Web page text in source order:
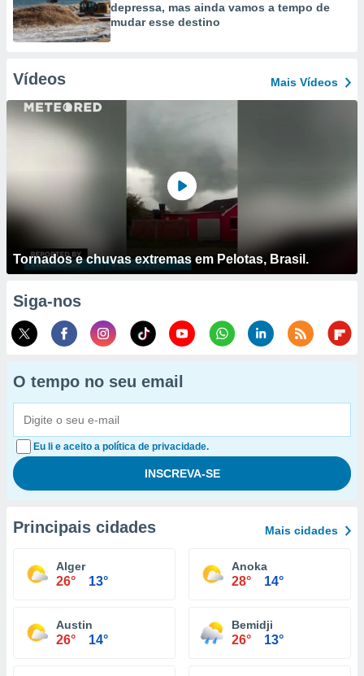
depressa, mas ainda vamos a tempo de
mudar esse destino
Vídeos Mais Vídeos
Tornados e chuvas extremas em Pelotas, Brasil.
Siga-nos
O tempo no seu email
Eu li e aceito a política de privacidade.
Principais cidades Mais cidades
Alger
26° 13°
Anoka
28° 14°
Austin
26° 14°
Bemidji
26° 13°